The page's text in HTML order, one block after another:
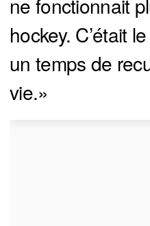
ne fonctionnait
hockey. C’était
un temps de
vie.»